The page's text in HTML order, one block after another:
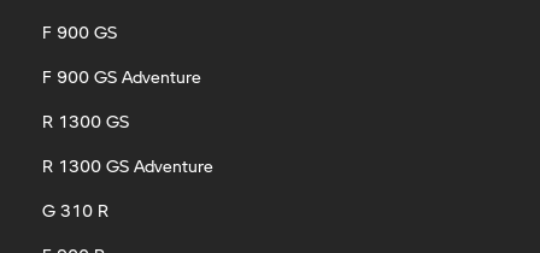
F 900 GS
F 900 GS Adventure
R 1300 GS
R 1300 GS Adventure
G 310 R